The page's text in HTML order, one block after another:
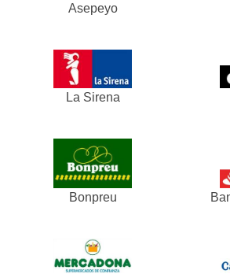
Asepeyo
La Sirena
Bonpreu